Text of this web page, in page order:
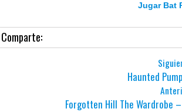
Jugar Bat
Comparte:
Haunted
Forgotten Hill The Wardrobe